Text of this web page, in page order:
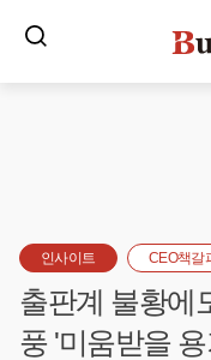
인사이트 CEO책갈
출판계 불황에
풍 '미움받을